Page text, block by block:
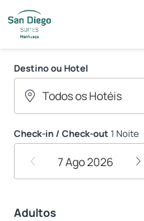
San Diego Hoteis
Destino ou Hotel
Check-in / Check-out 1 Noite
7 Ago 2026
Adultos